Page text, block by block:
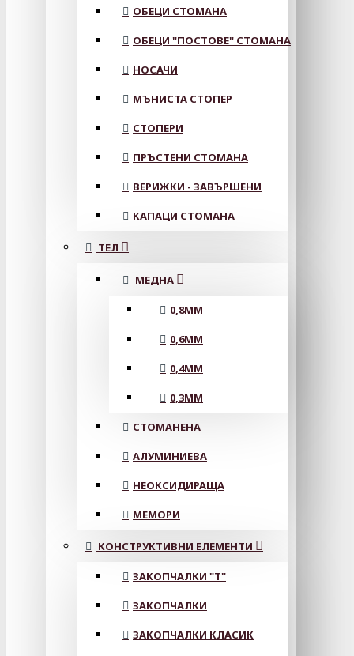
ОБЕЦИ СТОМАНА
ОБЕЦИ "ПОСТОВЕ" СТОМАНА
НОСАЧИ
МЪНИСТА СТОПЕР
СТОПЕРИ
ПРЪСТЕНИ СТОМАНА
ВЕРИЖКИ - ЗАВЪРШЕНИ
КАПАЦИ СТОМАНА
ТЕЛ
МЕДНА
0,8MM
0,6MM
0,4MM
0,3MM
СТОМАНЕНА
АЛУМИНИЕВА
НЕОКСИДИРАЩА
МЕМОРИ
КОНСТРУКТИВНИ ЕЛЕМЕНТИ
ЗАКОПЧАЛКИ "Т"
ЗАКОПЧАЛКИ
ЗАКОПЧАЛКИ КЛАСИК